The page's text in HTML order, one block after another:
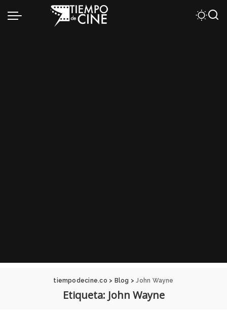
tiempodecine.co > Blog >John Wayne
Etiqueta: John Wayne